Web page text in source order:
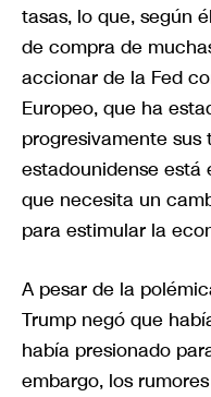
tasas, lo que, según
de compra de
accionar de la Fed
Europeo, que ha
progresivamente
estadounidense está
que necesita un
para estimular la
A pesar de la
Trump negó que
había presionado
embargo, los